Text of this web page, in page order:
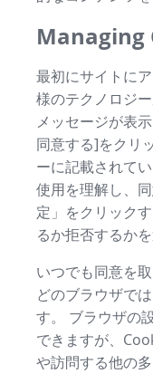
Managing
最初にサイトに
様のテクノロジ
メッセージが表
同意する]をクリ
ーに記載されて
使用を理解し、
定」をクリック
るか拒否するか
いつでも同意を
どのブラウザで
す。 ブラウザの
できますが、
や訪問する他の